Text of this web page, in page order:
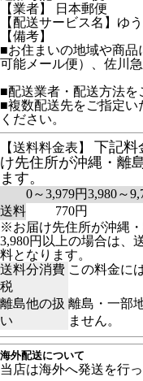
【業者】 日本郵便
【配送サービス名】ゆ
【備考】
■お住まいの地域や商
可能メール便）、佐川
■配送業者・配送方法を
■複数配送先をご指定
ください。
【送料料金表】
下記料
け先住所が沖縄・離
ます。
0～3,979円3,980～
送料
770円
※お届け先住所が沖縄
3,980円以上の場合は、
料となります。
送料分消費
税
この料金に
離島他の扱
い
離島・一部
ません。
海外配送について
当店は海外へ発送を行